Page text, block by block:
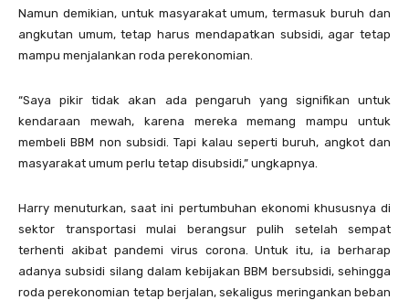
Namun demikian, untuk masyarakat umum, termasuk buruh dan
angkutan umum, tetap harus mendapatkan subsidi, agar tetap
mampu menjalankan roda perekonomian.
“Saya pikir tidak akan ada pengaruh yang signifikan untuk
kendaraan mewah, karena mereka memang mampu untuk
membeli BBM non subsidi. Tapi kalau seperti buruh, angkot dan
masyarakat umum perlu tetap disubsidi,” ungkapnya.
Harry menuturkan, saat ini pertumbuhan ekonomi khususnya di
sektor transportasi mulai berangsur pulih setelah sempat
terhenti akibat pandemi virus corona. Untuk itu, ia berharap
adanya subsidi silang dalam kebijakan BBM bersubsidi, sehingga
roda perekonomian tetap berjalan, sekaligus meringankan beban